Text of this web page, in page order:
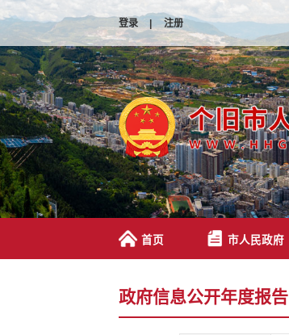
登录 | 注册
首页 市人民政府
政府信息公开年度报告